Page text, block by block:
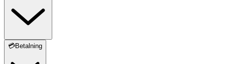
💳Betalning